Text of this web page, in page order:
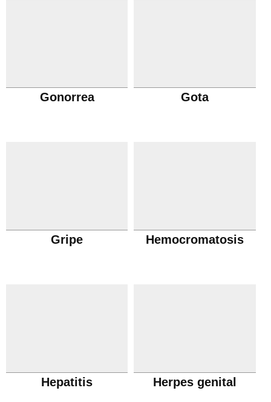
Gonorrea Gota
Gripe Hemocromatosis
Hepatitis Herpes genital